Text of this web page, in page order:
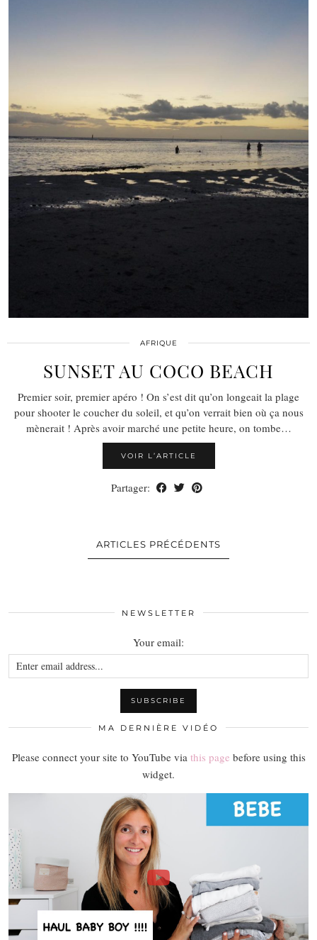
AFRIQUE
SUNSET AU COCO BEACH
Premier soir, premier apéro ! On s’est dit qu’on longeait la plage
pour shooter le coucher du soleil, et qu’on verrait bien où ça nous
mènerait ! Après avoir marché une petite heure, on tombe…
VOIR L’ARTICLE
Partager:
ARTICLES PRÉCÉDENTS
NEWSLETTER
Your email:
MA DERNIÈRE VIDÉO
Please connect your site to YouTube via this page before using this
widget.